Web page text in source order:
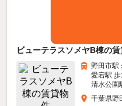
ビューテラスソメヤB棟の
野田市駅
愛宕駅 歩
清水公園
千葉県野